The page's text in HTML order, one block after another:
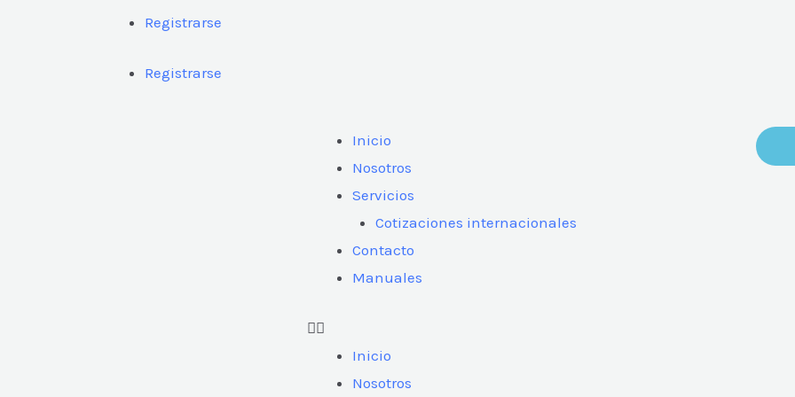
Registrarse
Registrarse
Inicio
Nosotros
Servicios
Cotizaciones internacionales
Contacto
Manuales
Inicio
Nosotros